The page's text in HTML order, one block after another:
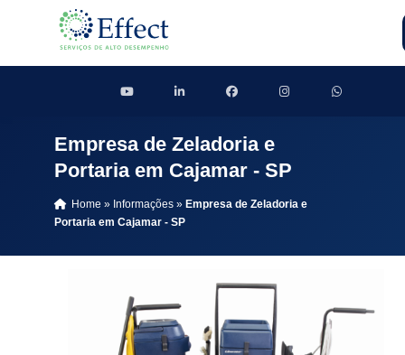
Empresa de Zeladoria e
Portaria em Cajamar - SP
Home » Informações » Empresa de Zeladoria e
Portaria em Cajamar - SP